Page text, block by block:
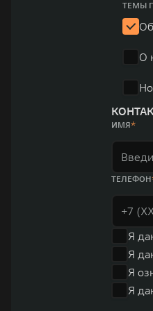
пикапов в Китае. На
глобальную систему «14+5»,
ТЕМЫ
О
ИМЯ
ТЕЛЕФОН
Я
Я
Я
Я